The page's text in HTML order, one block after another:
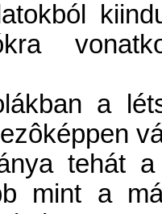
a
tehát
mint a